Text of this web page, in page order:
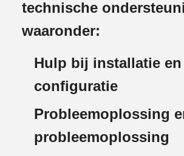
technische
waaronder:
Hulp bij installatie en
configuratie
Probleemoplossing
probleemoplossing